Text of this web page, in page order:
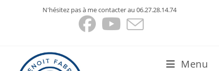
N'hésitez pas à me contacter au 06.27.28.14.74
Menu